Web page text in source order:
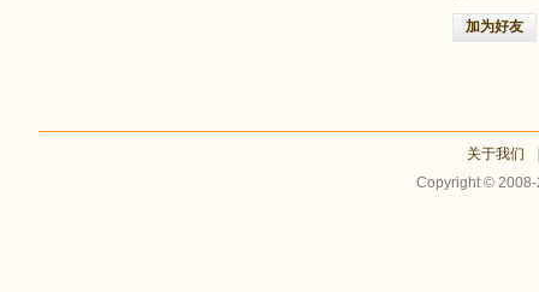
加为好友
关于我们
Copyright ©